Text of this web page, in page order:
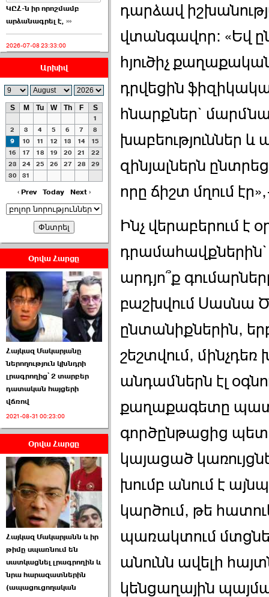
ԿԸՀ-ն իր որոշմամբ
արձանագրել է, ›››
2026-07-08 23:33:00
ՀԱՅԱՊԱՀՊԱՆՈՒԹԻՒՆ՝
ՀԱՒԱՏՔԻ ԵՒ
ԿՐԹՈՒԹԵԱՆ
ՃԱՆԱՊԱՐՀՈՎ ›››
2026-07-06 06:50:00
Ամենաշատը էսօրվանից
էի վախենում.Նիկոլայ
Եղիազարյան ›››
2026-07-05 23:19:00
ՏԵՍԱՆՅՈՒԹ․ Ի՞նչ
իրավիճակ է այս ›››
2026-07-04 10:40:00
Սահմանադրական
դատարանը մերժեց ›››
2026-07-02 00:39:00
Արխիվ
S M Tu W Th F S
1
2
3 4 5 6 7
8
9
10 11 12 13 14
15
16
17 18 19 20 21
22
23
24 25 26 27 28
29
30
31
‹ Prev Today Next ›
Օրվա Հարցը
Հայկազ Մակարյանը
ներողություն կխնդրի
լրագրողից՝ 2 տարբեր
դատական հայցերի
վճռով
2021-08-31 00:23:00
Օրվա Հարցը
Հայկազ Մակարյանն և իր
թիմը սպառնում են
սատկացնել լրագրողին և
նրա հարազատներին
(ապացուցողական
դարձավ
վտանգավոր: «Եվ
հյուծիչ
դրվեցին
հնարքներ`
խաբեություններ և
զինյալներն
որը ճիշտ մղում
Ինչ վերաբերում
դրամահավքներին`
արդյո՞ք
բաշխվում Սասնա
ընտանիքներին,
շեշտվում,
անդամներն էլ
քաղաքագետը
գործընթացից
կայացած
խումբ անում է
կարծում, թե
պառակտում
անունն ավելի
կենցաղային